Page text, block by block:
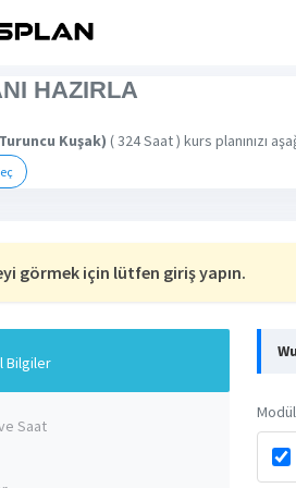
HAZIRLA
Kuşak) ( 324 Saat ) kurs planınızı
görmek için lütfen giriş yapın.
Bilgiler
Saat